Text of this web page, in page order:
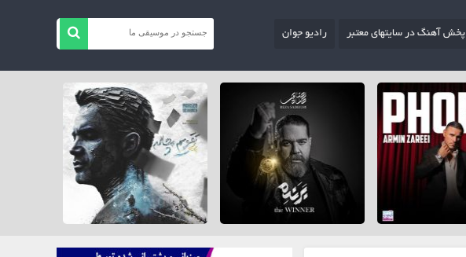
پخش آهنگ در سایتهای معتبر رادیو جوان